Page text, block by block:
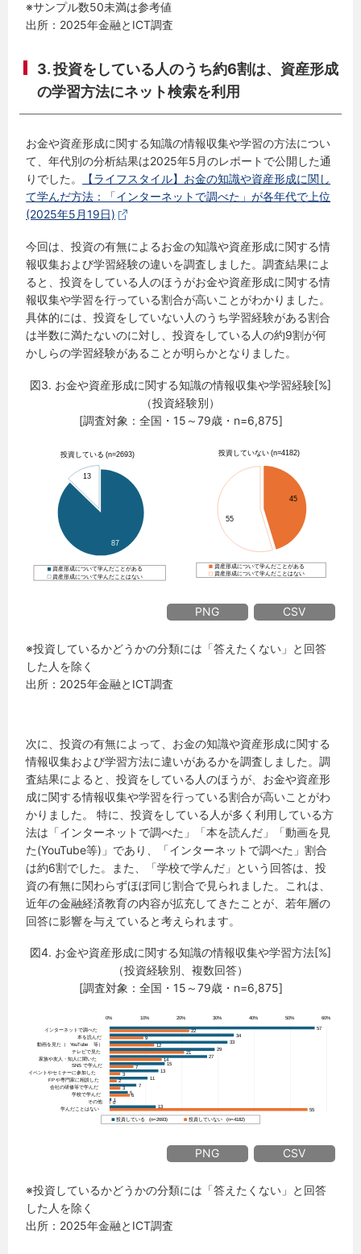
※サンプル数50未満は参考値
出所：2025年金融とICT調査
3. 投資をしている人のうち約6割は、資産形成
の学習方法にネット検索を利用
お金や資産形成に関する知識の情報収集や学習の方法につい
て、年代別の分析結果は2025年5月のレポートで公開した通
りでした。
【ライフスタイル】お金の知識や資産形成に関し
て学んだ方法：「インターネットで調べた」が各年代で上位
(2025年5月19日)
今回は、投資の有無によるお金の知識や資産形成に関する情
報収集および学習経験の違いを調査しました。調査結果によ
ると、投資をしている人のほうがお金や資産形成に関する情
報収集や学習を行っている割合が高いことがわかりました。
具体的には、投資をしていない人のうち学習経験がある割合
は半数に満たないのに対し、投資をしている人の約9割が何
かしらの学習経験があることが明らかとなりました。
図3. お金や資産形成に関する知識の情報収集や学習経験[%]
（投資経験別）
[調査対象：全国・15～79歳・n=6,875]
PNG CSV
※投資しているかどうかの分類には「答えたくない」と回答
した人を除く
出所：2025年金融とICT調査
次に、投資の有無によって、お金の知識や資産形成に関する
情報収集および学習方法に違いがあるかを調査しました。調
査結果によると、投資をしている人のほうが、お金や資産形
成に関する情報収集や学習を行っている割合が高いことがわ
かりました。 特に、投資をしている人が多く利用している方
法は「インターネットで調べた」「本を読んだ」「動画を見
た(YouTube等)」であり、「インターネットで調べた」割合
は約6割でした。また、「学校で学んだ」という回答は、投
資の有無に関わらずほぼ同じ割合で見られました。これは、
近年の金融経済教育の内容が拡充してきたことが、若年層の
回答に影響を与えていると考えられます。
図4. お金や資産形成に関する知識の情報収集や学習方法[%]
（投資経験別、複数回答）
[調査対象：全国・15～79歳・n=6,875]
PNG CSV
※投資しているかどうかの分類には「答えたくない」と回答
した人を除く
出所：2025年金融とICT調査